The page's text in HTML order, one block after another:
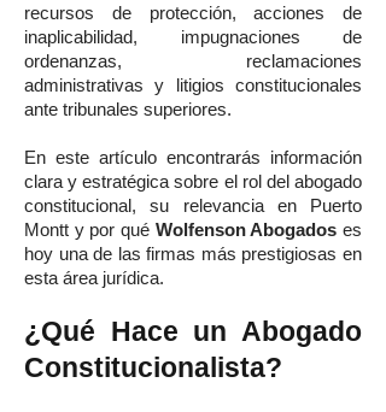
recursos de protección, acciones de
inaplicabilidad, impugnaciones de
ordenanzas, reclamaciones
administrativas y litigios constitucionales
ante tribunales superiores.
En este artículo encontrarás información
clara y estratégica sobre el rol del abogado
constitucional, su relevancia en Puerto
Montt y por qué Wolfenson Abogados es
hoy una de las firmas más prestigiosas en
esta área jurídica.
¿Qué Hace un Abogado
Constitucionalista?